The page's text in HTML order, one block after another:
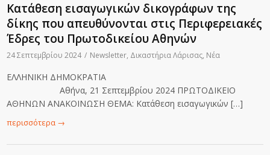
Κατάθεση εισαγωγικών δικογράφων της
δίκης που απευθύνονται στις Περιφερειακές
Έδρες του Πρωτοδικείου Αθηνών
24 Σεπτεμβρίου 2024 / Newsletter, Δικαστήρια Λάρισας, Νέα
ΕΛΛΗΝΙΚΗ ΔΗΜΟΚΡΑΤΙΑ
Αθήνα, 21 Σεπτεμβρίου 2024 ΠΡΩΤΟΔΙΚΕΙΟ
ΑΘΗΝΩΝ ΑΝΑΚΟΙΝΩΣΗ ΘΕΜΑ: Κατάθεση εισαγωγικών […]
περισσότερα →